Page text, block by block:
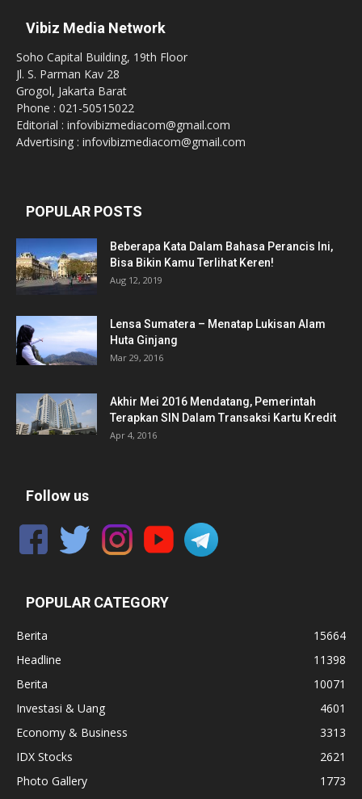
Vibiz Media Network
Soho Capital Building, 19th Floor
Jl. S. Parman Kav 28
Grogol, Jakarta Barat
Phone : 021-50515022
Editorial : infovibizmediacom@gmail.com
Advertising : infovibizmediacom@gmail.com
POPULAR POSTS
Beberapa Kata Dalam Bahasa Perancis Ini,
Bisa Bikin Kamu Terlihat Keren!
Aug 12, 2019
Lensa Sumatera – Menatap Lukisan Alam
Huta Ginjang
Mar 29, 2016
Akhir Mei 2016 Mendatang, Pemerintah
Terapkan SIN Dalam Transaksi Kartu Kredit
Apr 4, 2016
Follow us
POPULAR CATEGORY
Berita
15664
Headline
11398
Berita
10071
Investasi & Uang
4601
Economy & Business
3313
IDX Stocks
2621
Photo Gallery
1773